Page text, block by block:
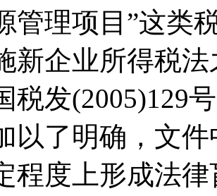
管理项目”这类
新企业所得税
税发(2005)129
以了明确，文
程度上形成法